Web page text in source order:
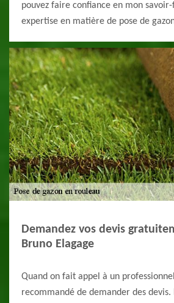
pouvez faire confiance en mon
expertise en matière de pose de
Demandez vos devis
Bruno Elagage
Quand on fait appel à un
recommandé de demander des devis.